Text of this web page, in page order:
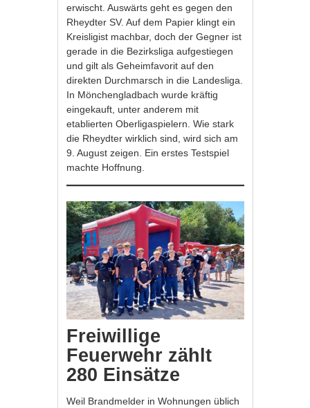
erwischt. Auswärts geht es gegen den
Rheydter SV. Auf dem Papier klingt ein
Kreisligist machbar, doch der Gegner ist
gerade in die Bezirksliga aufgestiegen
und gilt als Geheimfavorit auf den
direkten Durchmarsch in die Landesliga.
In Mönchengladbach wurde kräftig
eingekauft, unter anderem mit
etablierten Oberligaspielern. Wie stark
die Rheydter wirklich sind, wird sich am
9. August zeigen. Ein erstes Testspiel
machte Hoffnung.
Freiwillige
Feuerwehr zählt
280 Einsätze
Weil Brandmelder in Wohnungen üblich